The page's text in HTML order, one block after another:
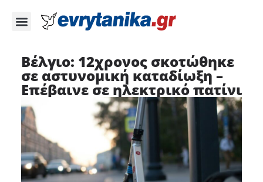
Βέλγιο: 12χρονος σκοτώθηκε
σε αστυνομική καταδίωξη –
Επέβαινε σε ηλεκτρικό πατίνι